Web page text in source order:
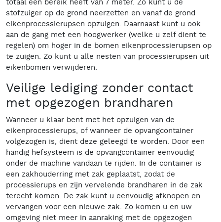
totaal een bereik heeft van 7 meter. Zo kunt u de
stofzuiger op de grond neerzetten en vanaf de grond
eikenprocessierupsen opzuigen. Daarnaast kunt u ook
aan de gang met een hoogwerker (welke u zelf dient te
regelen) om hoger in de bomen eikenprocessierupsen op
te zuigen. Zo kunt u alle nesten van processierupsen uit
eikenbomen verwijderen.
Veilige lediging zonder contact
met opgezogen brandharen
Wanneer u klaar bent met het opzuigen van de
eikenprocessierups, of wanneer de opvangcontainer
volgezogen is, dient deze geleegd te worden. Door een
handig hefsysteem is de opvangcontainer eenvoudig
onder de machine vandaan te rijden. In de container is
een zakhouderring met zak geplaatst, zodat de
processierups en zijn vervelende brandharen in de zak
terecht komen. De zak kunt u eenvoudig afknopen en
vervangen voor een nieuwe zak. Zo komen u en uw
omgeving niet meer in aanraking met de opgezogen